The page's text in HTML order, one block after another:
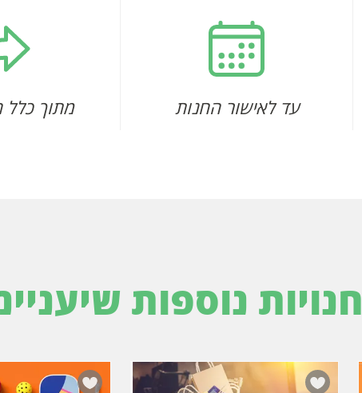
עד לאישור החנות מתוך
חנויות נוספות